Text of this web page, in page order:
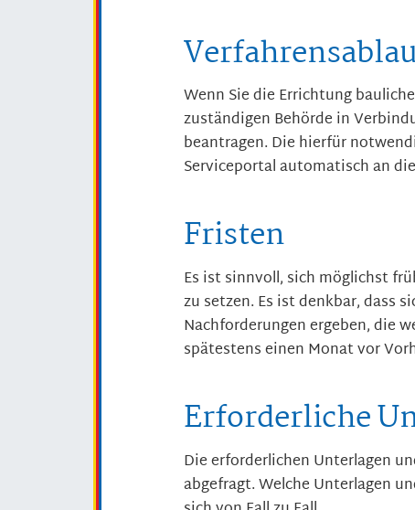
Wenn Sie die Errichtung
zuständigen Behörde in
beantragen. Die hierfür
Serviceportal automatisch an
Fristen
Es ist sinnvoll, sich möglichst
zu setzen. Es ist denkbar, dass
Nachforderungen ergeben, die
spätestens einen Monat vor
Erforderliche
Die erforderlichen Unterlagen
abgefragt. Welche Unterlagen